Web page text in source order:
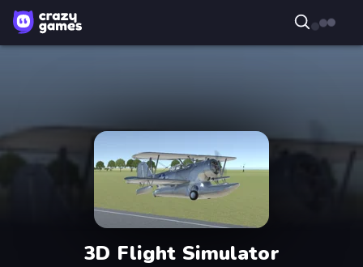
3D Flight Simulator